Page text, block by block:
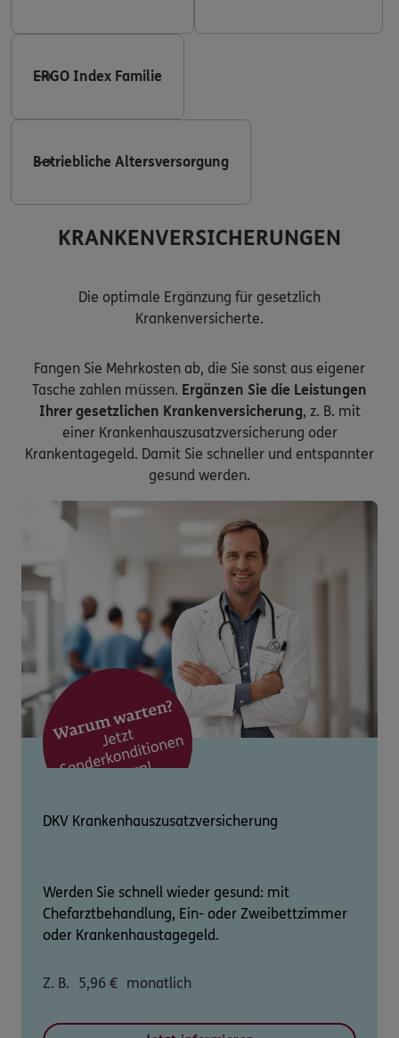
ERGO Index Familie
Betriebliche Altersversorgung
KRANKENVERSICHERUNGEN
Die optimale Ergänzung für gesetzlich
Krankenversicherte.
Fangen Sie Mehrkosten ab, die Sie sonst aus eigener
Tasche zahlen müssen. Ergänzen Sie die Leistungen
Ihrer gesetzlichen Krankenversicherung, z. B. mit
einer Krankenhauszusatzversicherung oder
Krankentagegeld. Damit Sie schneller und entspannter
gesund werden.
DKV Krankenhauszusatzversicherung
Werden Sie schnell wieder gesund: mit
Chefarztbehandlung, Ein- oder Zweibettzimmer
oder Krankenhaustagegeld.
Z. B. 5,96 € monatlich